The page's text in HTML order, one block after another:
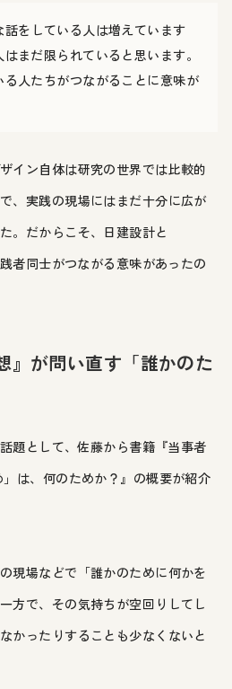
話をしている人は増えています
まだ限られていると思います。
人たちがつながることに意味が
イン自体は研究の世界では比較的
、実践の現場にはまだ十分に広が
。だからこそ、日建設計と
者同士がつながる意味があったの
』が問い直す「誰かのた
題として、佐藤から書籍『当事者
は、何のためか？』の概要が紹介
現場などで「誰かのために何かを
方で、その気持ちが空回りしてし
かったりすることも少なくないと